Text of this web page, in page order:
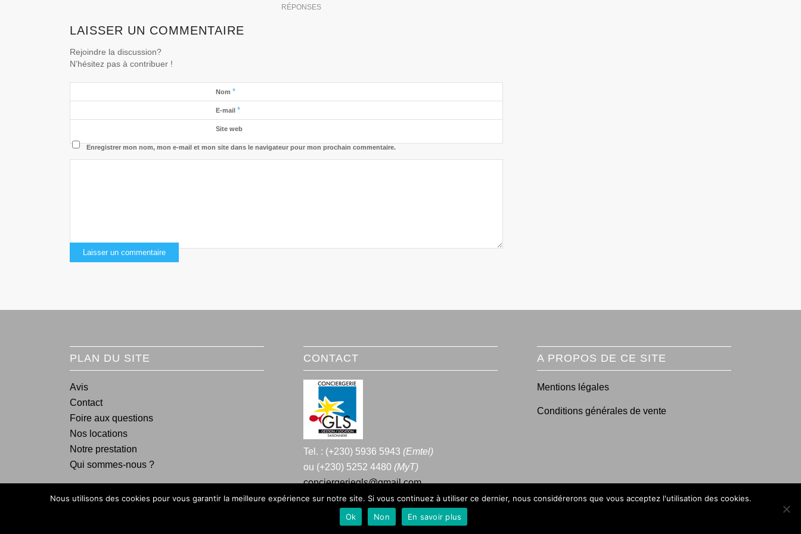
RÉPONSES
LAISSER UN COMMENTAIRE
Rejoindre la discussion?
N’hésitez pas à contribuer !
Nom*
E-mail*
Site web
Enregistrer mon nom, mon e-mail et mon site dans le navigateur pour mon prochain commentaire.
PLAN DU SITE
Avis
Contact
Foire aux questions
Nos locations
Notre prestation
Qui sommes-nous ?
CONTACT
Tel. : (+230) 5936 5943 (Emtel)
ou (+230) 5252 4480 (MyT)
conciergeriegls@gmail.com
A PROPOS DE CE SITE
Mentions légales
Conditions générales de vente
Nous utilisons des cookies pour vous garantir la meilleure expérience sur notre site. Si vous continuez à utiliser ce dernier, nous considérerons que vous acceptez l'utilisation des cookies.
Ok
Non En savoir plus